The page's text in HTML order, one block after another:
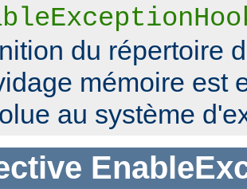
du répertoire
mémoire est
au système